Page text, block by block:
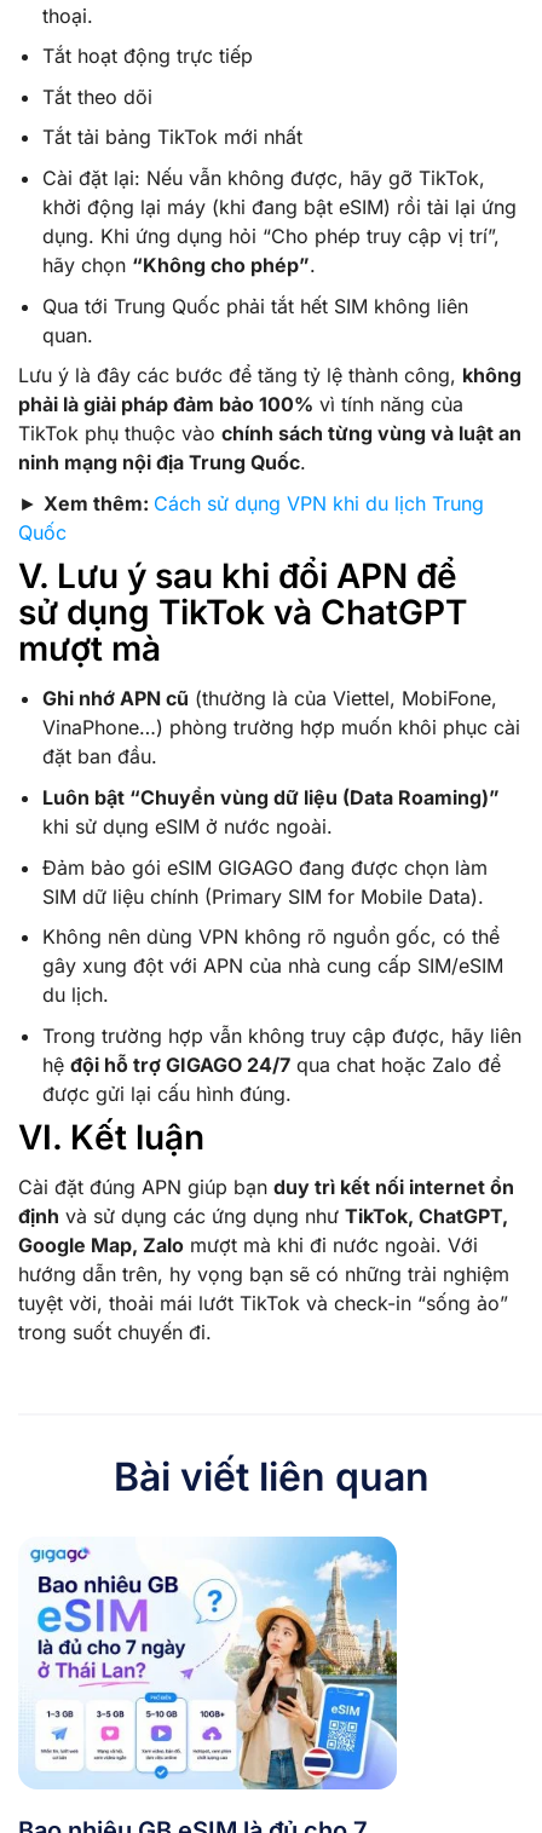
thoại.
Tắt hoạt động trực tiếp
Tắt theo dõi
Tắt tải bảng TikTok mới nhất
Cài đặt lại: Nếu vẫn không được, hãy gỡ TikTok,
khởi động lại máy (khi đang bật eSIM) rồi tải lại ứng
dụng. Khi ứng dụng hỏi “Cho phép truy cập vị trí”,
hãy chọn “Không cho phép”.
Qua tới Trung Quốc phải tắt hết SIM không liên
quan.
Lưu ý là đây các bước để tăng tỷ lệ thành công, không
phải là giải pháp đảm bảo 100% vì tính năng của
TikTok phụ thuộc vào chính sách từng vùng và luật an
ninh mạng nội địa Trung Quốc.
► Xem thêm: Cách sử dụng VPN khi du lịch Trung
Quốc
V. Lưu ý sau khi đổi APN để
sử dụng TikTok và ChatGPT
mượt mà
Ghi nhớ APN cũ (thường là của Viettel, MobiFone,
VinaPhone…) phòng trường hợp muốn khôi phục cài
đặt ban đầu.
Luôn bật “Chuyển vùng dữ liệu (Data Roaming)”
khi sử dụng eSIM ở nước ngoài.
Đảm bảo gói eSIM GIGAGO đang được chọn làm
SIM dữ liệu chính (Primary SIM for Mobile Data).
Không nên dùng VPN không rõ nguồn gốc, có thể
gây xung đột với APN của nhà cung cấp SIM/eSIM
du lịch.
Trong trường hợp vẫn không truy cập được, hãy liên
hệ đội hỗ trợ GIGAGO 24/7 qua chat hoặc Zalo để
được gửi lại cấu hình đúng.
VI. Kết luận
Cài đặt đúng APN giúp bạn duy trì kết nối internet ổn
định và sử dụng các ứng dụng như TikTok, ChatGPT,
Google Map, Zalo mượt mà khi đi nước ngoài. Với
hướng dẫn trên, hy vọng bạn sẽ có những trải nghiệm
tuyệt vời, thoải mái lướt TikTok và check-in “sống ảo”
trong suốt chuyến đi.
Bài viết liên quan